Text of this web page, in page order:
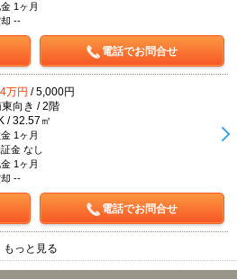
1ヶ月
--
電話でお問合せ
万円 / 5,000円
東向き / 2階
/ 32.57㎡
1ヶ月
金 なし
1ヶ月
--
電話でお問合せ
もっと見る